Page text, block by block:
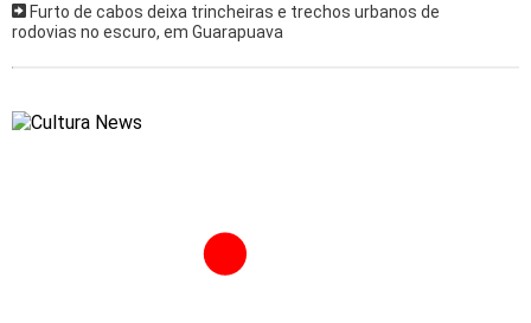
Furto de cabos deixa trincheiras e trechos urbanos de
rodovias no escuro, em Guarapuava